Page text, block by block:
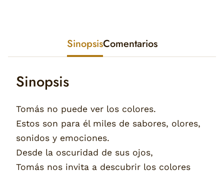
SinopsisComentarios
Sinopsis
Tomás no puede ver los colores.
Estos son para él miles de sabores, olores,
sonidos y emociones.
Desde la oscuridad de sus ojos,
Tomás nos invita a descubrir los colores